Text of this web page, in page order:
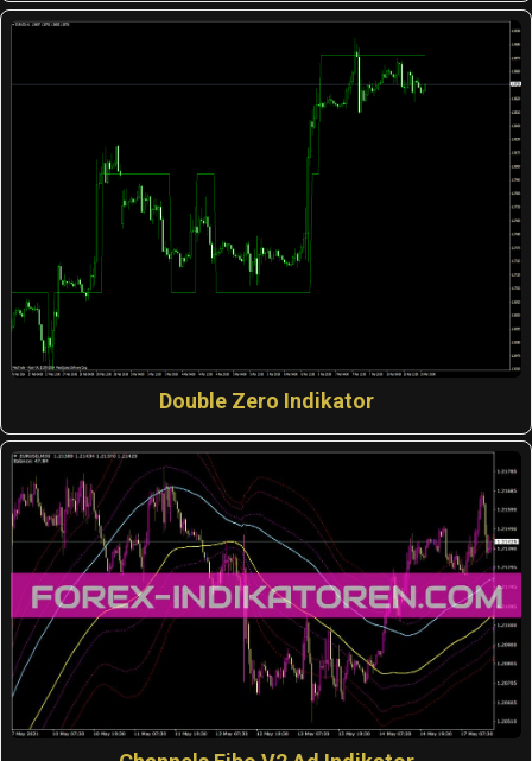
Double Zero Indikator